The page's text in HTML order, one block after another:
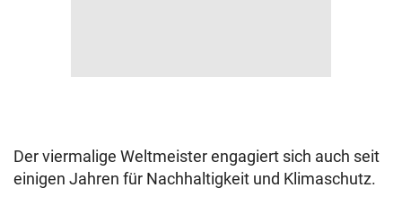
Der viermalige Weltmeister engagiert sich auch seit
einigen Jahren für Nachhaltigkeit und Klimaschutz.